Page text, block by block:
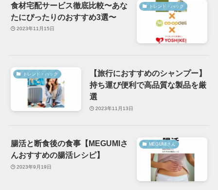
トレンド・ハック
食材宅配サービス徹底比較〜あな
たにぴったりのおすすめ3選〜
2023年11月15日
トレンド・ハック
【旅行におすすめのシャンプー】
持ち運び便利で高品質な製品を厳
選
2023年11月13日
MEGUMIさん
腸活と断食後の食事【MEGUMIさ
んおすすめの腸活レシピ】
2023年9月19日